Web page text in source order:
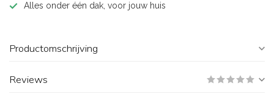
Alles onder één dak, voor jouw huis
Productomschrijving
Reviews